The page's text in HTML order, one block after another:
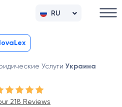
RU
UK
Услуги Украина
218 Reviews